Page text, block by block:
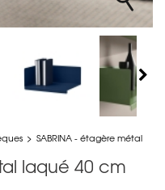
> SABRINA - étagère métal
laqué 40 cm